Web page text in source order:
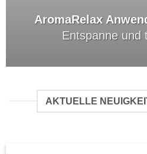
AromaRelax
Entspanne und
AKTUELLE